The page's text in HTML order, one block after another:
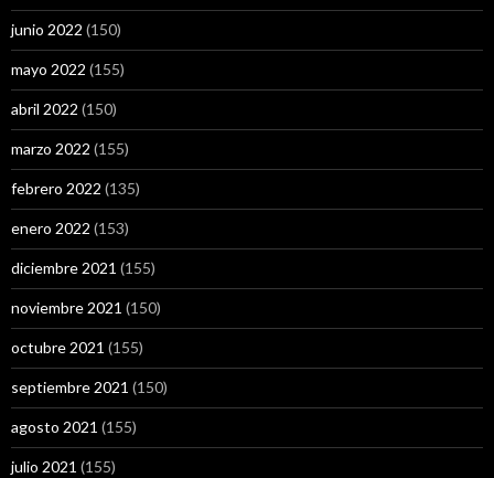
junio 2022 (150)
mayo 2022 (155)
abril 2022 (150)
marzo 2022 (155)
febrero 2022 (135)
enero 2022 (153)
diciembre 2021 (155)
noviembre 2021 (150)
octubre 2021 (155)
septiembre 2021 (150)
agosto 2021 (155)
julio 2021 (155)